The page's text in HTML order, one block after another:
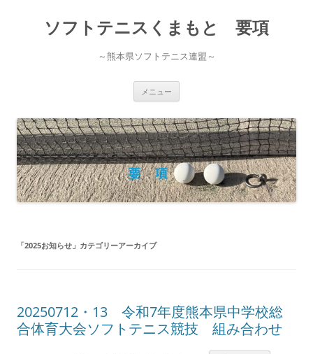
ソフトテニスくまもと 要項
～熊本県ソフトテニス連盟～
メニュー
「2025お知らせ 」カテゴリーアーカイブ
20250712・13 令和7年度熊本県中学校総
合体育大会ソフトテニス競技 組み合わせ